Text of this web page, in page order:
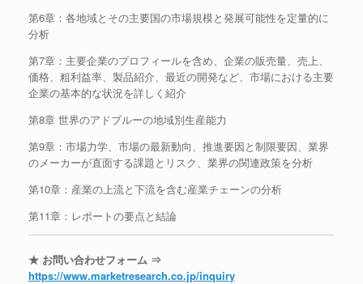
第6章：各地域とその主要国の市場規模と発展可能性を定量的に
分析
第7章：主要企業のプロフィールを含め、企業の販売量、売上、
価格、粗利益率、製品紹介、最近の開発など、市場における主要
企業の基本的な状況を詳しく紹介
第8章 世界のアドブルーの地域別生産能力
第9章：市場力学、市場の最新動向、推進要因と制限要因、業界
のメーカーが直面する課題とリスク、業界の関連政策を分析
第10章：産業の上流と下流を含む産業チェーンの分析
第11章：レポートの要点と結論
★ お問い合わせフォーム ⇒
https://www.marketresearch.co.jp/inquiry